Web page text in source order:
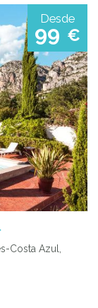
Desde
99 €
Costa Azul,